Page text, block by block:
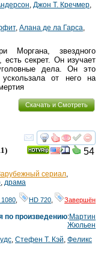
, Джон Т. Кречмер,
, Алана де ла Гарса,
Моргана, звездного
есть секрет. Он изучает
дела. Он это
от него на
Скачать и Смотреть
смотреть
54
сериал,
, драма
HD 720 Завершён
по произведению:Мартин
Жюльен
, Стефен Т. Кэй, Феликс